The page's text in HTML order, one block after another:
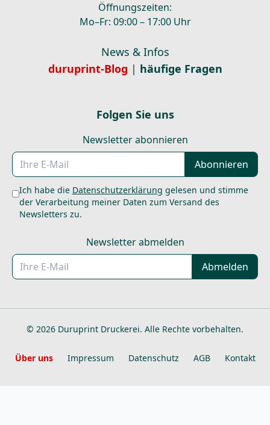
Öffnungszeiten:
Mo–Fr: 09:00 – 17:00 Uhr
News & Infos
duruprint-Blog | häufige Fragen
Folgen Sie uns
Newsletter abonnieren
E-Mail
Abonnieren
Ich habe die Datenschutzerklärung gelesen und stimme
der Verarbeitung meiner Daten zum Versand des
Newsletters zu.
Newsletter abmelden
E-Mail
Abmelden
© 2026 Duruprint Druckerei. Alle Rechte vorbehalten.
Über uns Impressum Datenschutz AGB Kontakt